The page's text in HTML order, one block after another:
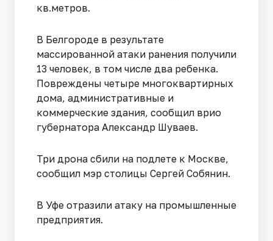
кв.метров.
В Белгороде в результате
массированной атаки ранения получили
13 человек, в том числе два ребенка.
Повреждены четыре многоквартирных
дома, административные и
коммерческие здания, сообщил врио
губернатора Александр Шуваев.
Три дрона сбили на подлете к Москве,
сообщил мэр столицы Сергей Собянин.
В Уфе отразили атаку на промышленные
предприятия.